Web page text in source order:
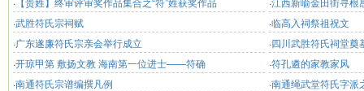
·武胜符氏宗祠赋 ·临高入祠祭祖祝文
·广东遂廉符氏宗亲会举行成立 ·四川武胜符氏祠堂奠
·开琼甲第 敷扬文教 海南第一位进士——符确 ·符孔遴的家教家风
·南通符氏宗谱编撰凡例 ·南通绳武堂符氏字派